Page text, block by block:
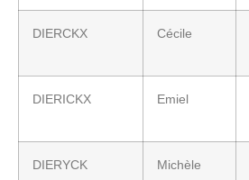
DIERCKX Cécile
DIERICKX Emiel
DIERYCK Michèle